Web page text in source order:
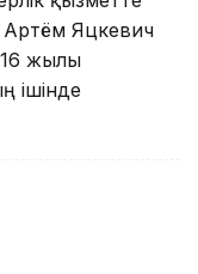
Яцкевич
жылғы
ішінде